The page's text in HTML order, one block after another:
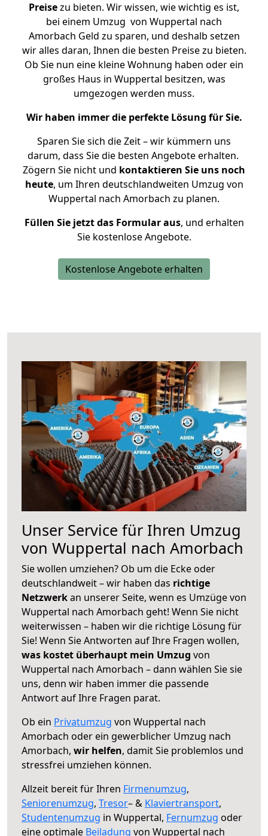
Preisezu bieten. Wir wissen, wie wichtig es ist,
bei einem Umzug von Wuppertal nach
Amorbach Geld zu sparen, und deshalb setzen
wir alles daran, Ihnen die besten Preise zu bieten.
Ob Sie nun eine kleine Wohnung haben oder ein
großes Haus in Wuppertal besitzen, was
umgezogen werden muss.
Wir haben immer die perfekte Lösung für Sie.
Sparen Sie sich die Zeit – wir kümmern uns
darum, dass Sie die besten Angebote erhalten.
Zögern Sie nicht und kontaktieren Sie uns noch
heute, um Ihren deutschlandweiten Umzug von
Wuppertal nach Amorbach zu planen.
Füllen Sie jetzt das Formular aus, und erhalten
Sie kostenlose Angebote.
Kostenlose Angebote erhalten
Unser Service für Ihren Umzug
von Wuppertal nach Amorbach
Sie wollen umziehen? Ob um die Ecke oder
deutschlandweit – wir haben das richtige
Netzwerkan unserer Seite, wenn es Umzüge von
Wuppertal nach Amorbach geht! Wenn Sie nicht
weiterwissen – haben wir die richtige Lösung für
Sie! Wenn Sie Antworten auf Ihre Fragen wollen,
was kostet überhaupt mein Umzug von
Wuppertal nach Amorbach – dann wählen Sie sie
uns, denn wir haben immer die passende
Antwort auf Ihre Fragen parat.
Ob ein Privatumzug von Wuppertal nach
Amorbach oder ein gewerblicher Umzug nach
Amorbach, wir helfen, damit Sie problemlos und
stressfrei umziehen können.
Allzeit bereit für Ihren Firmenumzug,
Seniorenumzug, Tresor– & Klaviertransport,
Studentenumzug in Wuppertal, Fernumzug oder
eine optimale Beiladung von Wuppertal nach